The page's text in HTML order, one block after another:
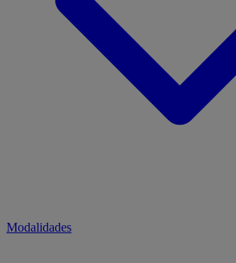
Modalidades